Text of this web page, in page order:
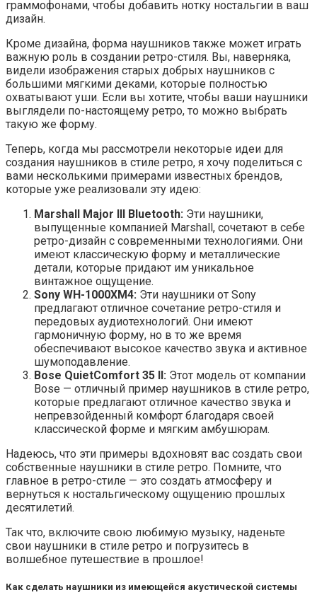
граммофонами, чтобы добавить нотку ностальгии в ваш
дизайн.
Кроме дизайна, форма наушников также может играть
важную роль в создании ретро-стиля. Вы, наверняка,
видели изображения старых добрых наушников с
большими мягкими деками, которые полностью
охватывают уши. Если вы хотите, чтобы ваши наушники
выглядели по-настоящему ретро, то можно выбрать
такую же форму.
Теперь, когда мы рассмотрели некоторые идеи для
создания наушников в стиле ретро, я хочу поделиться с
вами несколькими примерами известных брендов,
которые уже реализовали эту идею:
Marshall Major III Bluetooth: Эти наушники,
выпущенные компанией Marshall, сочетают в себе
ретро-дизайн с современными технологиями. Они
имеют классическую форму и металлические
детали, которые придают им уникальное
винтажное ощущение.
Sony WH-1000XM4: Эти наушники от Sony
предлагают отличное сочетание ретро-стиля и
передовых аудиотехнологий. Они имеют
гармоничную форму, но в то же время
обеспечивают высокое качество звука и активное
шумоподавление.
Bose QuietComfort 35 II: Этот модель от компании
Bose — отличный пример наушников в стиле ретро,
которые предлагают отличное качество звука и
непревзойденный комфорт благодаря своей
классической форме и мягким амбушюрам.
Надеюсь, что эти примеры вдохновят вас создать свои
собственные наушники в стиле ретро. Помните, что
главное в ретро-стиле — это создать атмосферу и
вернуться к ностальгическому ощущению прошлых
десятилетий.
Так что, включите свою любимую музыку, наденьте
свои наушники в стиле ретро и погрузитесь в
волшебное путешествие в прошлое!
Как сделать наушники из имеющейся акустической системы